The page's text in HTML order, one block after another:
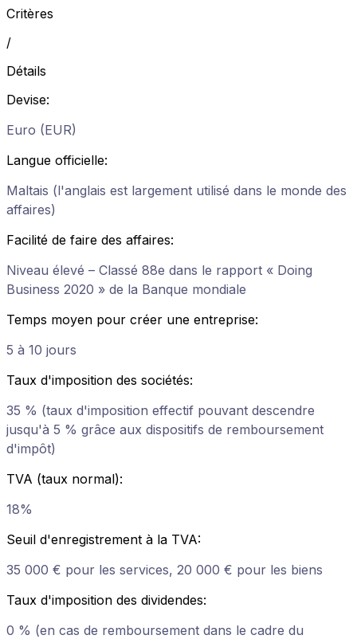
Critères
/
Détails
Devise:
Euro (EUR)
Langue officielle:
Maltais (l'anglais est largement utilisé dans le monde des
affaires)
Facilité de faire des affaires:
Niveau élevé – Classé 88e dans le rapport « Doing
Business 2020 » de la Banque mondiale
Temps moyen pour créer une entreprise:
5 à 10 jours
Taux d'imposition des sociétés:
35 % (taux d'imposition effectif pouvant descendre
jusqu'à 5 % grâce aux dispositifs de remboursement
d'impôt)
TVA (taux normal):
18%
Seuil d'enregistrement à la TVA:
35 000 € pour les services, 20 000 € pour les biens
Taux d'imposition des dividendes:
0 % (en cas de remboursement dans le cadre du